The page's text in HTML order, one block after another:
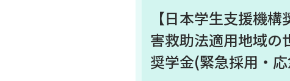
【日本学生支援機
害救助法適用地域の
奨学金(緊急採用・